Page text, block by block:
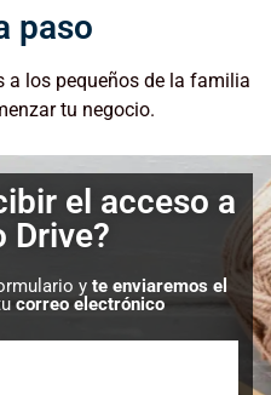
paso
a los pequeños de la familia
tu negocio.
el acceso a
Drive?
yte enviaremos el
correo electrónico